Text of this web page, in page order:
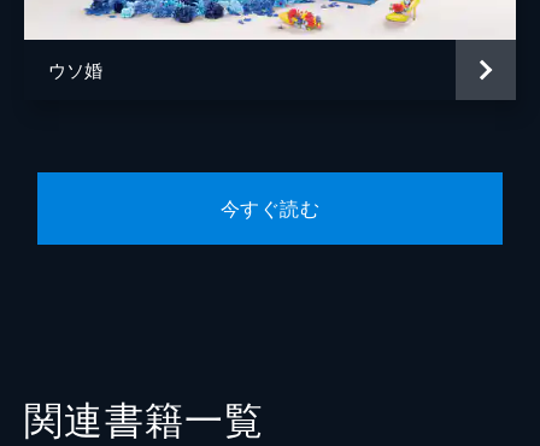
ウソ婚
今すぐ読む
関連書籍一覧